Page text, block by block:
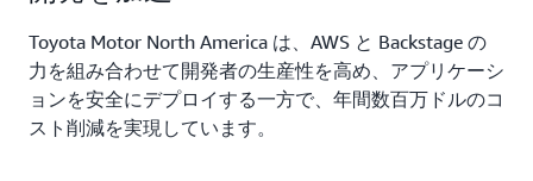
Toyota Motor North America は、AWS と Backstage の
力を組み合わせて開発者の生産性を高め、アプリケーシ
ョンを安全にデプロイする一方で、年間数百万ドルのコ
スト削減を実現しています。